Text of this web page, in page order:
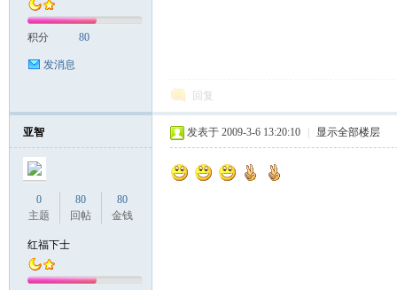
积分 80
发消息
回复
亚智
0
主题
80
回帖
80
金钱
红福下士
发表于 2009-3-6 13:20:10 显示全部楼层